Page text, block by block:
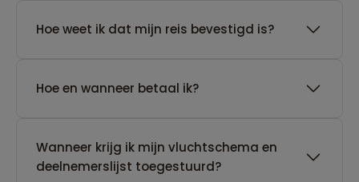
Hoe weet ik dat mijn reis bevestigd is?
Hoe en wanneer betaal ik?
Wanneer krijg ik mijn vluchtschema en
deelnemerslijst toegestuurd?